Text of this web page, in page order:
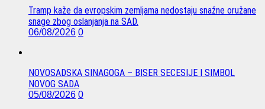
Tramp kaže da evropskim zemljama nedostaju snažne oružane
snage zbog oslanjanja na SAD.
06/08/2026 0
NOVOSADSKA SINAGOGA – BISER SECESIJE I SIMBOL
NOVOG SADA
05/08/2026 0